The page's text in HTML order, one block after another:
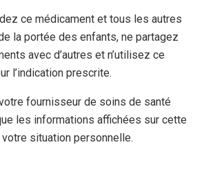
ce médicament et tous les autres
la portée des enfants, ne partagez
avec d’autres et n’utilisez ce
l’indication prescrite.
fournisseur de soins de santé
les informations affichées sur cette
votre situation personnelle.